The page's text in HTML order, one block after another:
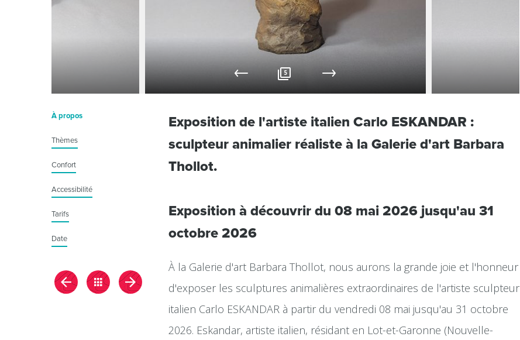
5
À propos
Thèmes
Confort
Accessibilité
Tarifs
Date
Exposition de l'artiste italien Carlo ESKANDAR :
sculpteur animalier réaliste à la Galerie d'art Barbara
Thollot.
Exposition à découvrir du 08 mai 2026 jusqu'au 31
octobre 2026
À la Galerie d'art Barbara Thollot, nous aurons la grande joie et l'honneur
d'exposer les sculptures animalières extraordinaires de l'artiste sculpteur
italien Carlo ESKANDAR à partir du vendredi 08 mai jusqu'au 31 octobre
2026. Eskandar, artiste italien, résidant en Lot-et-Garonne (Nouvelle-